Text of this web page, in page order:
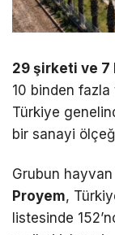
29 şirketi ve 7
10 binden
Türkiye
bir sanayi
Grubun
Proyem,
listesinde